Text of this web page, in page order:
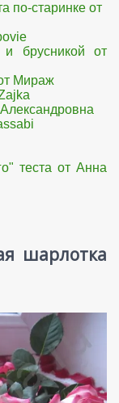
по-старинке от
и брусникой от
Мираж
теста от Анна
шарлотка